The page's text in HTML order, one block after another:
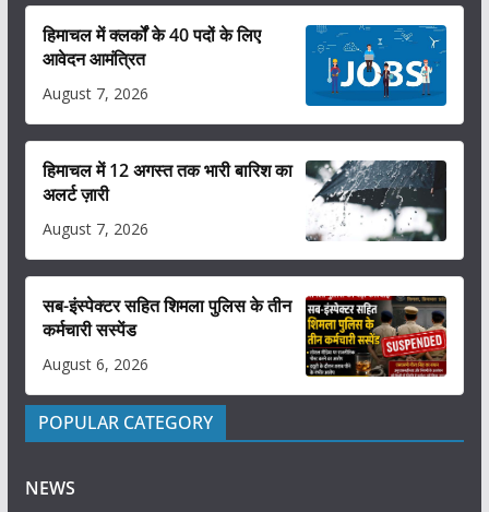
हिमाचल में क्लर्कों के 40 पदों के लिए
आवेदन आमंत्रित
August 7, 2026
हिमाचल में 12 अगस्त तक भारी बारिश का
अलर्ट ज़ारी
August 7, 2026
सब-इंस्पेक्टर सहित शिमला पुलिस के तीन
कर्मचारी सस्पेंड
August 6, 2026
POPULAR CATEGORY
NEWS